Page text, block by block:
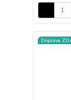
Doprava